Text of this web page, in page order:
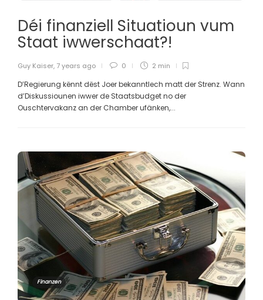
Déi finanziell Situatioun vum
Staat iwwerschaat?!
Guy Kaiser, 7 years ago 0 2 min
D’Regierung kënnt dëst Joer bekanntlech matt der Strenz. Wann
d’Diskussiounen iwwer de Staatsbudget no der
Ouschtervakanz an der Chamber ufänken,...
Finanzen